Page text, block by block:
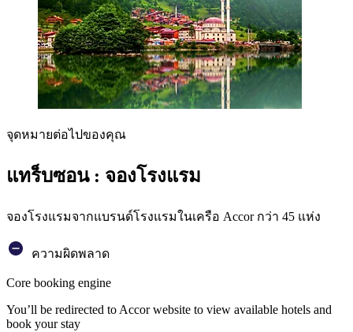
จุดหมายต่อไปของคุณ
แทร็บซอน : จองโรงแรม
จองโรงแรมจากแบรนด์โรงแรมในเครือ Accor กว่า 45 แห่ง
ความผิดพลาด
Core booking engine
You’ll be redirected to Accor website to view available hotels and
book your stay